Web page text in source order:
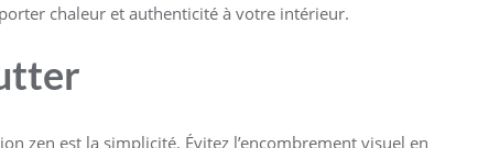
chaleur et authenticité à votre intérieur.
zen est la simplicité. Évitez l’encombrement visuel en